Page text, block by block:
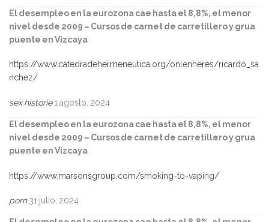
El desempleo en la eurozona cae hasta el 8,8%, el menor
nivel desde 2009 – Cursos de carnet de carretillero y grua
puente en Vizcaya
https://www.catedradehermeneutica.org/onlenheres/ricardo_sa
nchez/
sex historie1 agosto, 2024
El desempleo en la eurozona cae hasta el 8,8%, el menor
nivel desde 2009 – Cursos de carnet de carretillero y grua
puente en Vizcaya
https://www.marsonsgroup.com/smoking-to-vaping/
porn 31 julio, 2024